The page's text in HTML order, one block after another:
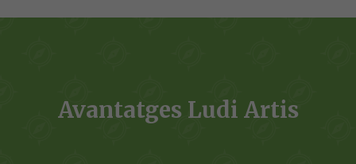
Avantatges Ludi Artis